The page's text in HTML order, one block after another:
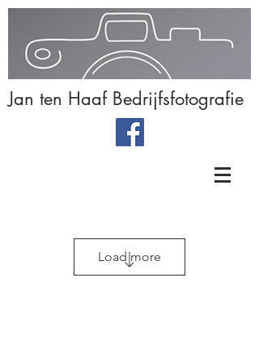
Jan ten Haaf Bedrijfsfotografie
Load more